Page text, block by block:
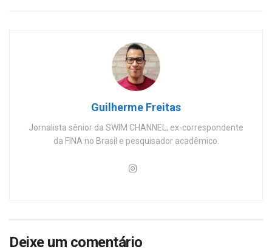
Guilherme Freitas
Jornalista sênior da SWIM CHANNEL, ex-correspondente
da FINA no Brasil e pesquisador acadêmico.
Deixe um comentário